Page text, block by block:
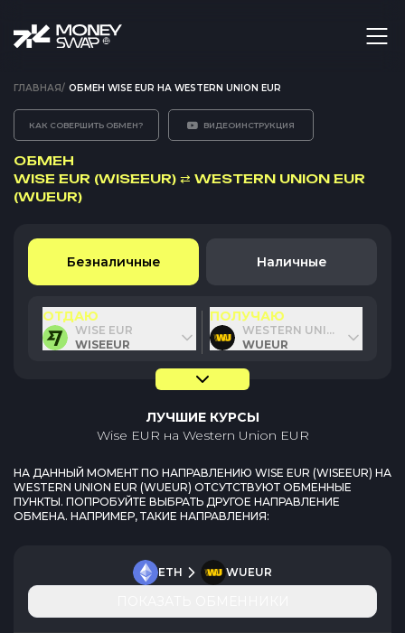
ГЛАВНАЯ/ ОБМЕН WISE EUR НА WESTERN UNION EUR
КАК СОВЕРШИТЬ ОБМЕН? ВИДЕОИНСТРУКЦИЯ
ОБМЕН
WISE EUR (WISEEUR) ⇄ WESTERN UNION EUR
(WUEUR)
Безналичные Наличные
ОТДАЮ
WISE EUR
WISEEUR
ПОЛУЧАЮ
WESTERN UNION EUR
WUEUR
ЛУЧШИЕ КУРСЫ
Wise EUR на Western Union EUR
НА ДАННЫЙ МОМЕНТ ПО НАПРАВЛЕНИЮ WISE EUR (WISEEUR) НА
WESTERN UNION EUR (WUEUR) ОТСУТСТВУЮТ ОБМЕННЫЕ
ПУНКТЫ. ПОПРОБУЙТЕ ВЫБРАТЬ ДРУГОЕ НАПРАВЛЕНИЕ
ОБМЕНА. НАПРИМЕР, ТАКИЕ НАПРАВЛЕНИЯ:
ETH WUEUR